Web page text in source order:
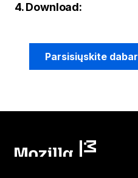
4. Download:
Parsisiųskite dabar